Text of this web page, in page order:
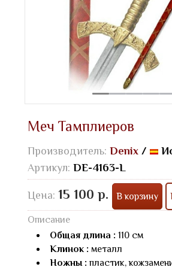
Меч Тамплиеров
Производитель: Denix /
Артикул: DE-4163-L
Цена: 15 100 р. В корзину
Описание
Общая длина : 110 см
Клинок : металл
Ножны : пластик,